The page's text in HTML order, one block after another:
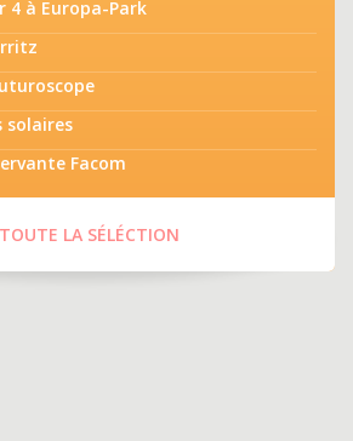
4 à Europa-Park
solaires
Facom
LA SÉLÉCTION